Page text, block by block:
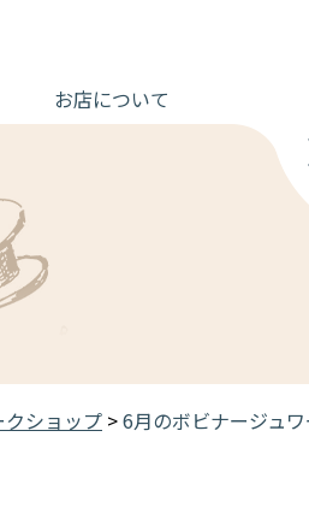
お店について
クショップ >6月のボビナージュ